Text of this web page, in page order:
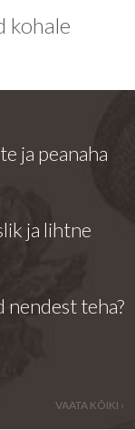
kohale
ja peanaha
ja lihtne
nendest teha?
VAATA KÕIKI ›